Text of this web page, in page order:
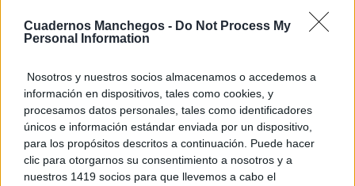
Cuadernos Manchegos - Do Not Process My
Personal Information
Nosotros y nuestros socios almacenamos o accedemos a
información en dispositivos, tales como cookies, y
procesamos datos personales, tales como identificadores
únicos e información estándar enviada por un dispositivo,
para los propósitos descritos a continuación. Puede hacer
clic para otorgarnos su consentimiento a nosotros y a
nuestros 1419 socios para que llevemos a cabo el
marcada por la vocación de servicio, el compromiso
con los pacientes y la defensa de una sanidad pública